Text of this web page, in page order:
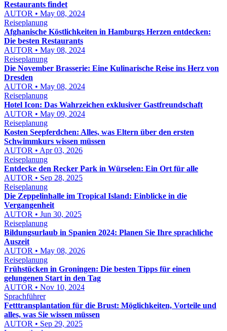
Restaurants findet
AUTOR • May 08, 2024
Reiseplanung
Afghanische Köstlichkeiten in Hamburgs Herzen entdecken:
Die besten Restaurants
AUTOR • May 08, 2024
Reiseplanung
Die November Brasserie: Eine Kulinarische Reise ins Herz von
Dresden
AUTOR • May 08, 2024
Reiseplanung
Hotel Icon: Das Wahrzeichen exklusiver Gastfreundschaft
AUTOR • May 09, 2024
Reiseplanung
Kosten Seepferdchen: Alles, was Eltern über den ersten
Schwimmkurs wissen müssen
AUTOR • Apr 03, 2026
Reiseplanung
Entdecke den Recker Park in Würselen: Ein Ort für alle
AUTOR • Sep 28, 2025
Reiseplanung
Die Zeppelinhalle im Tropical Island: Einblicke in die
Vergangenheit
AUTOR • Jun 30, 2025
Reiseplanung
Bildungsurlaub in Spanien 2024: Planen Sie Ihre sprachliche
Auszeit
AUTOR • May 08, 2026
Reiseplanung
Frühstücken in Groningen: Die besten Tipps für einen
gelungenen Start in den Tag
AUTOR • Nov 10, 2024
Sprachführer
Fetttransplantation für die Brust: Möglichkeiten, Vorteile und
alles, was Sie wissen müssen
AUTOR • Sep 29, 2025